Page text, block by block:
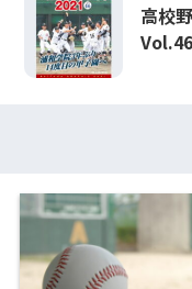
高校